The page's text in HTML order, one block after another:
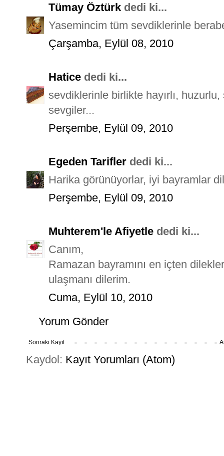
Tümay Öztürk dedi ki...
Yasemincim tüm sevdiklerinle
Çarşamba, Eylül 08, 2010
Hatice dedi ki...
sevdiklerinle birlikte hayırlı,
sevgiler...
Perşembe, Eylül 09, 2010
Egeden Tarifler dedi ki...
Harika görünüyorlar, iyi bayramlar
Perşembe, Eylül 09, 2010
Muhterem'le Afiyetle dedi ki...
Canım,
Ramazan bayramını en içten
ulaşmanı dilerim.
Cuma, Eylül 10, 2010
Yorum Gönder
Sonraki Kayıt
Kaydol: Kayıt Yorumları (Atom)